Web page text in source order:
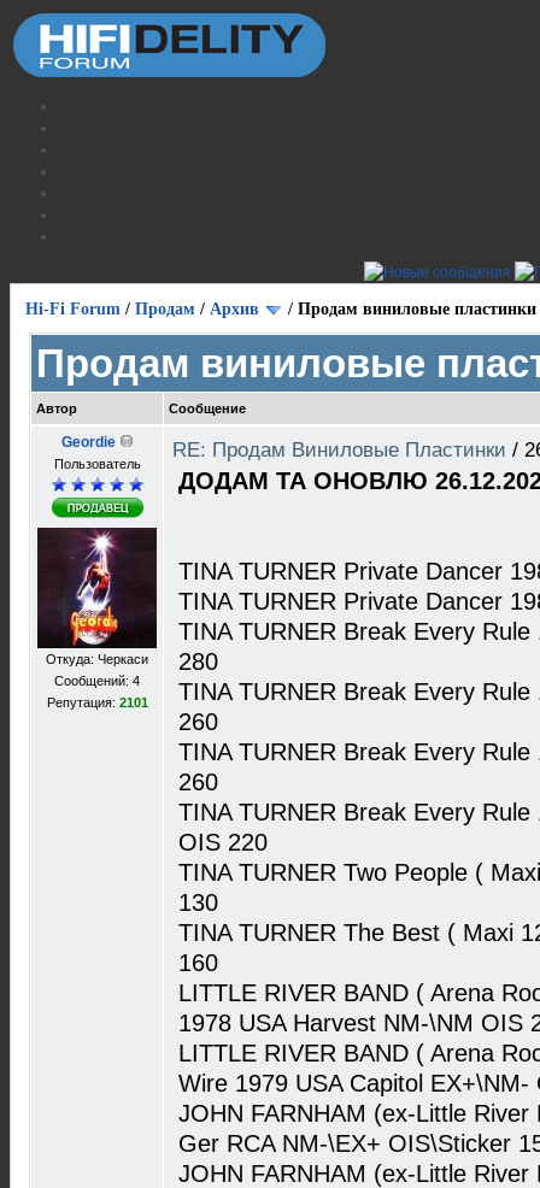
Hi-Fi Forum / Продам / Архив / Продам виниловые пластинки
Продам виниловые
Автор Сообщение
Geordie
Пользователь
Откуда: Черкаси
Сообщений: 4
Репутация: 2101
RE: Продам Виниловые Пластинки /
ДОДАМ ТА ОНОВЛЮ
TINA TURNER Private Dancer
TINA TURNER Private Dancer
TINA TURNER Break Every
280
TINA TURNER Break Every
260
TINA TURNER Break Every
260
TINA TURNER Break Every
OIS 220
TINA TURNER Two People (
130
TINA TURNER The Best ( Maxi
160
LITTLE RIVER BAND ( Arena
1978 USA Harvest NM-\NM OIS
LITTLE RIVER BAND ( Arena
Wire 1979 USA Capitol EX+\NM-
JOHN FARNHAM (ex-Little
Ger RCA NM-\EX+ OIS\Sticker
JOHN FARNHAM (ex-Little